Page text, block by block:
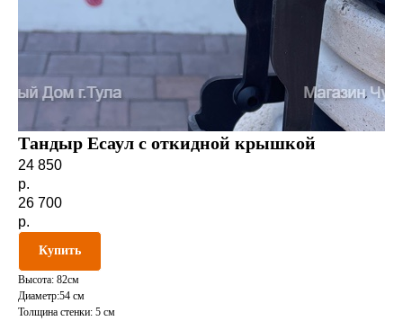
Тандыр Есаул с откидной крышкой
24 850
р.
26 700
р.
Купить
Высота: 82см
Диаметр:54 см
Толщина стенки: 5 см